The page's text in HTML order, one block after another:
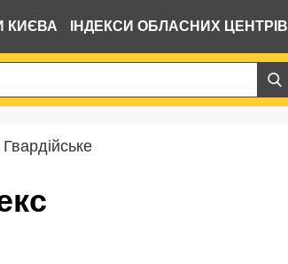
КИЄВА ІНДЕКСИ ОБЛАСНИХ ЦЕНТРІВ
Гвардійське